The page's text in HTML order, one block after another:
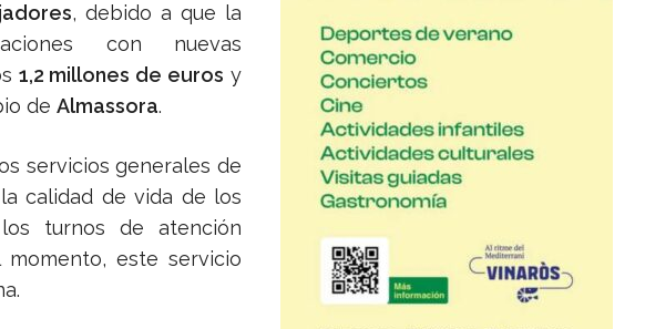
, debido a que la
con nuevas
1,2 millones de euros y
de Almassora.
servicios generales de
calidad de vida de los
turnos de atención
este servicio